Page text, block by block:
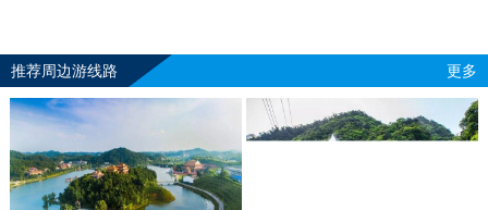
推荐周边游线路 更多